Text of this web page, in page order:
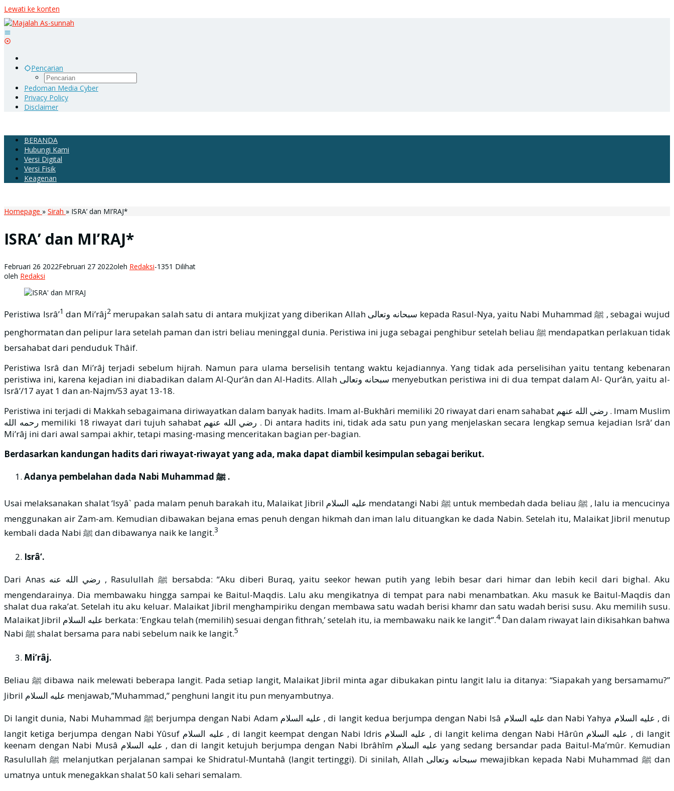
Lewati ke konten
Pencarian
Pedoman Media Cyber
Privacy Policy
Disclaimer
BERANDA
Hubungi Kami
Versi Digital
Versi Fisik
Keagenan
Homepage » Sirah » ISRA’ dan MI’RAJ*
ISRA’ dan MI’RAJ*
Februari 26 2022Februari 27 2022oleh Redaksi-1351 Dilihat
oleh Redaksi
Peristiwa Isrâ’1 dan Mi’râj2merupakan salah satu di antara mukjizat yang diberikan Allah سبحانه وتعالى kepada Rasul-Nya, yaitu Nabi Muhammad ﷺ , sebagai wujud
penghormatan dan pelipur lara setelah paman dan istri beliau meninggal dunia. Peristiwa ini juga sebagai penghibur setelah beliau ﷺ mendapatkan perlakuan tidak
bersahabat dari penduduk Thâif.
Peristiwa Isrâ dan Mi’râj terjadi sebelum hijrah. Namun para ulama berselisih tentang waktu kejadiannya. Yang tidak ada perselisihan yaitu tentang kebenaran
peristiwa ini, karena kejadian ini diabadikan dalam Al-Qur‘ân dan Al-Hadits. Allah سبحانه وتعالى menyebutkan peristiwa ini di dua tempat dalam Al- Qur‘ân, yaitu al-
Isrâ’/17 ayat 1 dan an-Najm/53 ayat 13-18.
Peristiwa ini terjadi di Makkah sebagaimana diriwayatkan dalam banyak hadits. Imam al-Bukhâri memiliki 20 riwayat dari enam sahabat رضي الله عنهم . Imam Muslim
رحمه الله memiliki 18 riwayat dari tujuh sahabat رضي الله عنهم . Di antara hadits ini, tidak ada satu pun yang menjelaskan secara lengkap semua kejadian Isrâ‘ dan
Mi’râj ini dari awal sampai akhir, tetapi masing-masing menceritakan bagian per-bagian.
Berdasarkan kandungan hadits dari riwayat-riwayat yang ada, maka dapat diambil kesimpulan sebagai berikut.
Adanya pembelahan dada Nabi Muhammad
ﷺ .
Usai melaksanakan shalat ‘Isyâ` pada malam penuh barakah itu, Malaikat Jibril عليه السلام mendatangi Nabi ﷺ untuk membedah dada beliau ﷺ , lalu ia mencucinya
menggunakan air Zam-am. Kemudian dibawakan bejana emas penuh dengan hikmah dan iman lalu dituangkan ke dada Nabin. Setelah itu, Malaikat Jibril menutup
kembali dada Nabi ﷺ dan dibawanya naik ke langit.3
Isrâ‘.
Dari Anas رضي الله عنه , Rasulullah ﷺ bersabda: “Aku diberi Buraq, yaitu seekor hewan putih yang lebih besar dari himar dan lebih kecil dari bighal. Aku
mengendarainya. Dia membawaku hingga sampai ke Baitul-Maqdis. Lalu aku mengikatnya di tempat para nabi menambatkan. Aku masuk ke Baitul-Maqdis dan
shalat dua raka’at. Setelah itu aku keluar. Malaikat Jibril menghampiriku dengan membawa satu wadah berisi khamr dan satu wadah berisi susu. Aku memilih susu.
Malaikat Jibril عليه السلام berkata: ‘Engkau telah (memilih) sesuai dengan fithrah,’ setelah itu, ia membawaku naik ke langit”.4Dan dalam riwayat lain dikisahkan bahwa
Nabi ﷺ shalat bersama para nabi sebelum naik ke langit.5
Mi’râj.
Beliau ﷺ dibawa naik melewati beberapa langit. Pada setiap langit, Malaikat Jibril minta agar dibukakan pintu langit lalu ia ditanya: “Siapakah yang bersamamu?”
Jibril عليه السلام menjawab,”Muhammad,” penghuni langit itu pun menyambutnya.
Di langit dunia, Nabi Muhammad ﷺ berjumpa dengan Nabi Adam عليه السلام , di langit kedua berjumpa dengan Nabi Isâ عليه السلام dan Nabi Yahya عليه السلام , di
langit ketiga berjumpa dengan Nabi Yûsuf عليه السلام , di langit keempat dengan Nabi Idris عليه السلام , di langit kelima dengan Nabi Hârûn عليه السلام , di langit
keenam dengan Nabi Musâ عليه السلام , dan di langit ketujuh berjumpa dengan Nabi Ibrâhîm عليه السلام yang sedang bersandar pada Baitul-Ma’mûr. Kemudian
Rasulullah ﷺ melanjutkan perjalanan sampai ke Shidratul-Muntahâ (langit tertinggi). Di sinilah, Allah سبحانه وتعالى mewajibkan kepada Nabi Muhammad ﷺ dan
umatnya untuk menegakkan shalat 50 kali sehari semalam.